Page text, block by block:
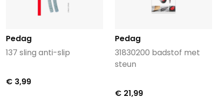
Pedag
137 sling anti-slip
€ 3,99
Pedag
31830200 badstof met
steun
€ 21,99